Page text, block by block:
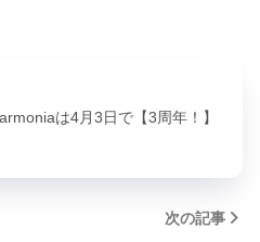
は4月3日で【3周年！】
次の記事